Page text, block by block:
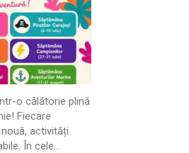
o călătorie plină
Fiecare
activități
În cele...